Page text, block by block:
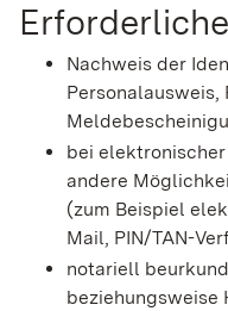
Nachweis der
Personalausweis,
bei
andere
(zum Beispiel
Mail, PIN/TAN-
notariell
beziehungsweise